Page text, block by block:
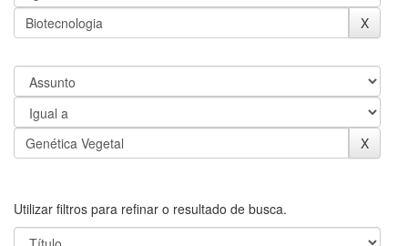
Utilizar filtros para refinar o resultado de busca.